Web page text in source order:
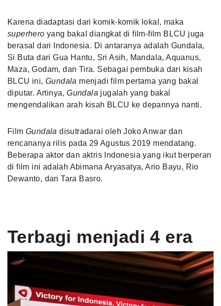
Karena diadaptasi dari komik-komik lokal, maka
superhero yang bakal diangkat di film-film BLCU juga
berasal dari Indonesia. Di antaranya adalah Gundala,
Si Buta dari Gua Hantu, Sri Asih, Mandala, Aquanus,
Maza, Godam, dan Tira. Sebagai pembuka dari kisah
BLCU ini,Gundala menjadi film pertama yang bakal
diputar. Artinya,Gundala jugalah yang bakal
mengendalikan arah kisah BLCU ke depannya nanti.
Film Gundaladisutradarai oleh Joko Anwar dan
rencananya rilis pada 29 Agustus 2019 mendatang.
Beberapa aktor dan aktris Indonesia yang ikut berperan
di film ini adalah Abimana Aryasatya, Ario Bayu, Rio
Dewanto, dan Tara Basro.
Terbagi menjadi 4 era